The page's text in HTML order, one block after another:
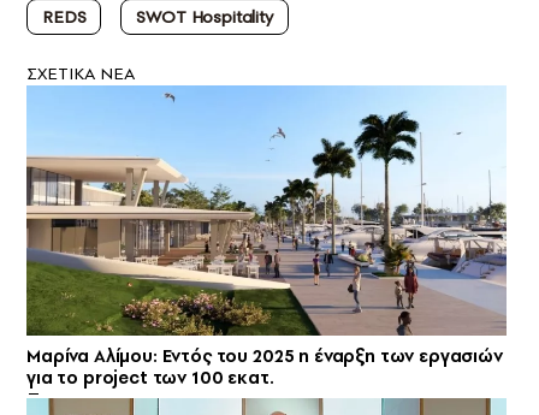
REDS
SWOT Hospitality
ΣXETIKA NEA
Mαρίνα Αλίμου: Εντός του 2025 η έναρξη των εργασιών
για το project των 100 εκατ.